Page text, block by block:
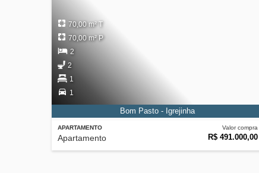
APARTAMENTO
Apartamento
Valor compra
R$ 491.000,00
70,00 m² T
70,00 m² P
2
2
1
1
Bom Pasto - Igrejinha